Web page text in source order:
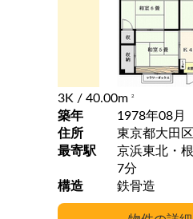
3K / 40.00m 2
築年
1978年08月
住所
東京都大田
最寄駅
京浜東北・根岸
7分
構造
鉄骨造